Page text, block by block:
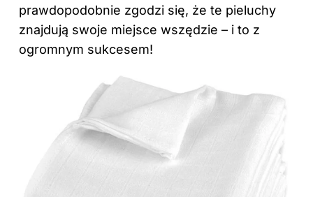
prawdopodobnie zgodzi się, że te pieluchy
znajdują swoje miejsce wszędzie – i to z
ogromnym sukcesem!